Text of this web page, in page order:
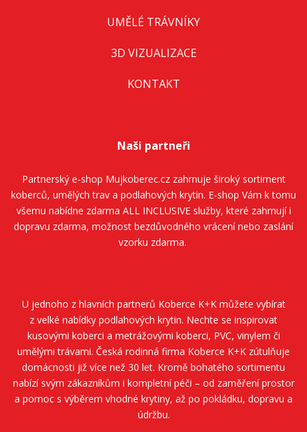
UMĚLÉ TRÁVNÍKY
3D VIZUALIZACE
KONTAKT
Naši partneři
Partnerský e-shop Mujkoberec.czzahrnuje široký sortiment
koberců, umělých trav a podlahových krytin. E-shop Vám k tomu
všemu nabídne zdarma ALL INCLUSIVE služby, které zahrnují i
dopravu zdarma, možnost bezdůvodného vrácení nebo zaslání
vzorku zdarma.
U jednoho z hlavních partnerů Koberce K+Kmůžete vybírat
z velké nabídky podlahových krytin. Nechte se inspirovat
kusovými koberci a metrážovými koberci, PVC, vinylem či
umělými trávami. Česká rodinná firma Koberce K+K zútulňuje
domácnosti již více než 30 let. Kromě bohatého sortimentu
nabízí svým zákazníkům i kompletní péči – od zaměření prostor
a pomoc s výběrem vhodné krytiny, až po pokládku, dopravu a
údržbu.